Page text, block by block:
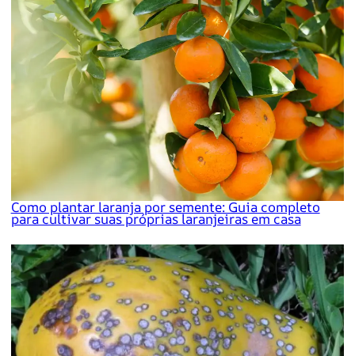
Como plantar laranja por semente: Guia completo
para cultivar suas próprias laranjeiras em casa